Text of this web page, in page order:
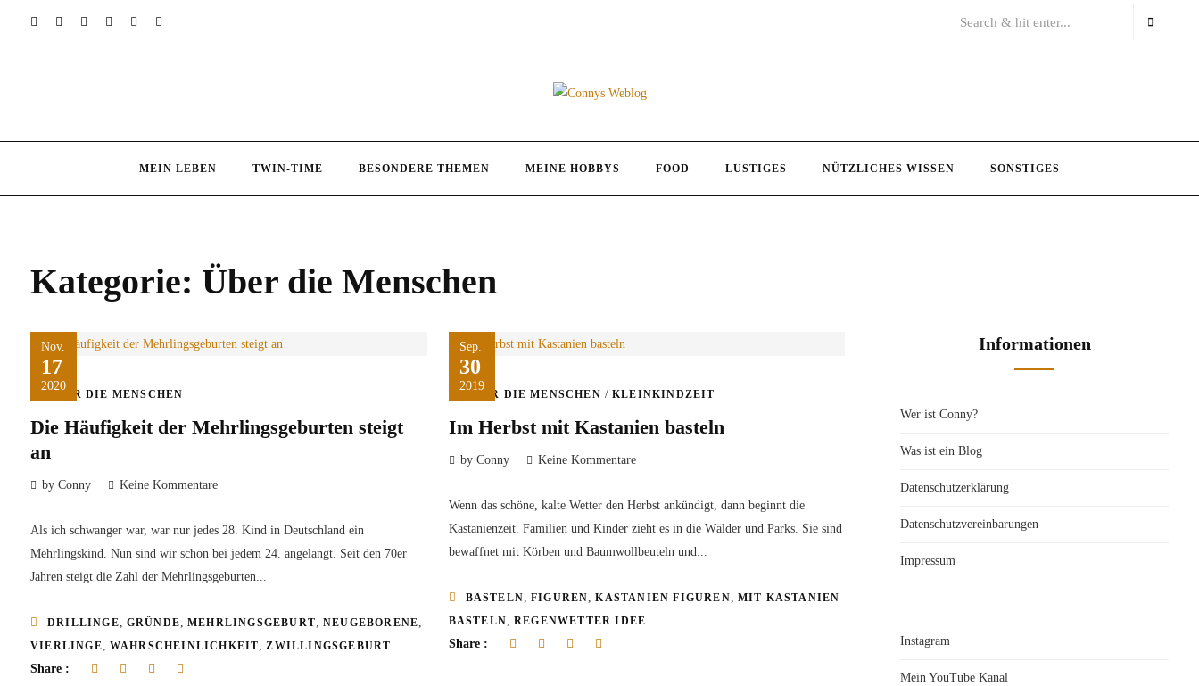
MEIN LEBEN TWIN-TIME BESONDERE THEMEN MEINE HOBBYS FOOD LUSTIGES NÜTZLICHES WISSEN SONSTIGES
Kategorie: Über die Menschen
Nov.
17
2020
ÜBER DIE MENSCHEN
Die Häufigkeit der Mehrlingsgeburten steigt
an
by Conny Keine Kommentare
Als ich schwanger war, war nur jedes 28. Kind in Deutschland ein
Mehrlingskind. Nun sind wir schon bei jedem 24. angelangt. Seit den 70er
Jahren steigt die Zahl der Mehrlingsgeburten...
DRILLINGE GRÜNDE ,MEHRLINGSGEBURT ,NEUGEBORENE
VIERLINGE WAHRSCHEINLICHKEIT ZWILLINGSGEBURT
Share :
Sep.
30
2019
ÜBER DIE MENSCHEN / KLEINKINDZEIT
Im Herbst mit Kastanien basteln
by Conny Keine Kommentare
Wenn das schöne, kalte Wetter den Herbst ankündigt, dann beginnt die
Kastanienzeit. Familien und Kinder zieht es in die Wälder und Parks. Sie sind
bewaffnet mit Körben und Baumwollbeuteln und...
BASTELN FIGUREN ,KASTANIEN FIGUREN
MIT KASTANIEN
BASTELN
REGENWETTER IDEE
Share :
Informationen
Wer ist Conny?
Was ist ein Blog
Datenschutzerklärung
Datenschutzvereinbarungen
Impressum
Instagram
Mein YouTube Kanal